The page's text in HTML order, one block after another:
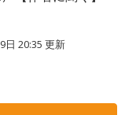
日 20:35 更新